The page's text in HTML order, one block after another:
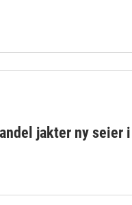
jakter ny seier